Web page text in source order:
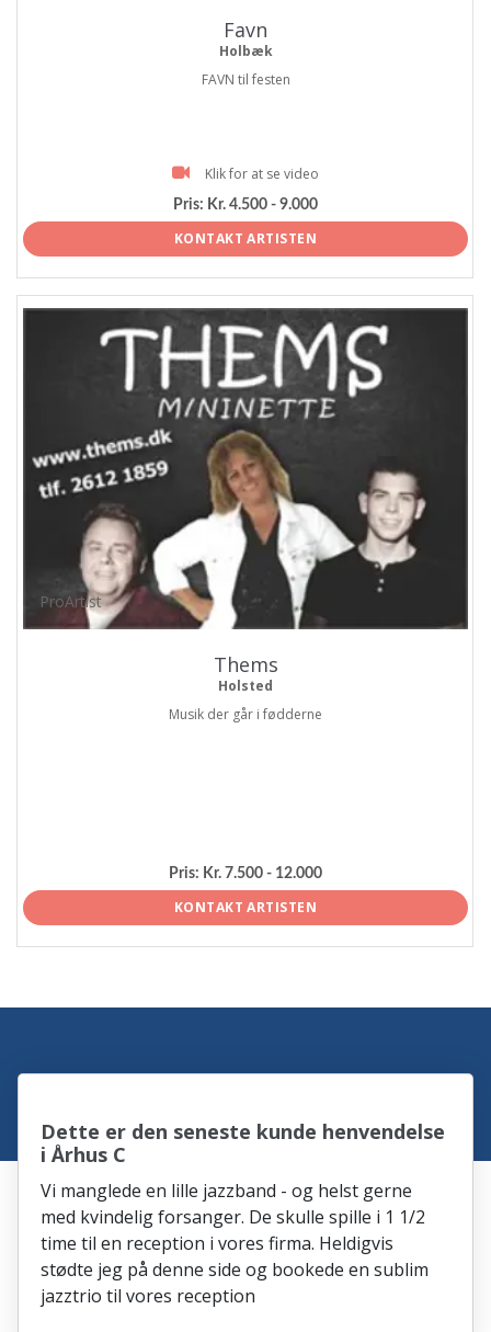
Favn
Holbæk
FAVN til festen
Klik for at se video
Pris: Kr. 4.500 - 9.000
KONTAKT ARTISTEN
ProArtist
Thems
Holsted
Musik der går i fødderne
Pris: Kr. 7.500 - 12.000
KONTAKT ARTISTEN
Dette er den seneste kunde henvendelse
i Århus C
Vi manglede en lille jazzband - og helst gerne
med kvindelig forsanger. De skulle spille i 1 1/2
time til en reception i vores firma. Heldigvis
stødte jeg på denne side og bookede en sublim
jazztrio til vores reception